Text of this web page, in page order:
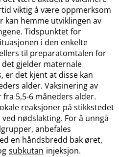
viktig å være oppmerksom
kan hemme utviklingen av
Tidspunktet for
i den enkelte
til preparatomtalen for
det gjelder maternale
det kjent at disse kan
alder. Vaksinering av
5,5-6 måneders alder.
reaksjoner på stikkstedet
nødslakting. For å unngå
anbefales
en håndsbredd bak øret,
subkutan injeksjon.